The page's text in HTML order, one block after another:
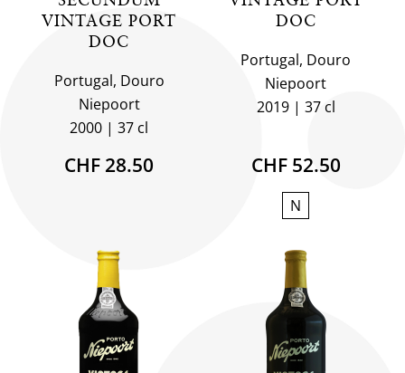
VINTAGE PORT
DOC
Portugal, Douro
Niepoort
2000
37 cl
CHF 28.50
DOC
Portugal, Douro
Niepoort
2019
37 cl
CHF 52.50
N